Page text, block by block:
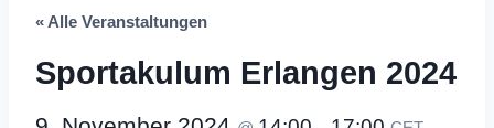
« Alle Veranstaltungen
Sportakulum Erlangen 2024